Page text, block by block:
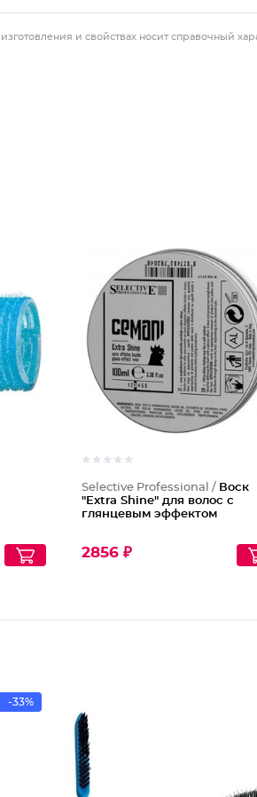
и свойствах носит справочный
Selective Professional / Воск
"Extra Shine" для волос с
глянцевым эффектом
2856 ₽
-33%